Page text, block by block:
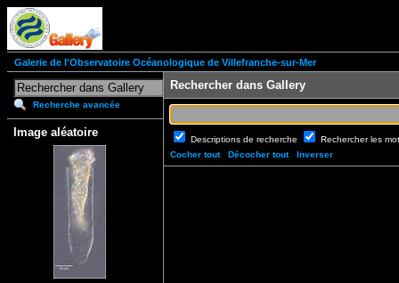
Galerie de l'Observatoire Océanologique de Villefranche-sur-Mer
Recherche avancée
Image aléatoire
Rechercher dans Gallery
Descriptions de recherche
Rechercher les
Cocher tout
Décocher tout Inverser